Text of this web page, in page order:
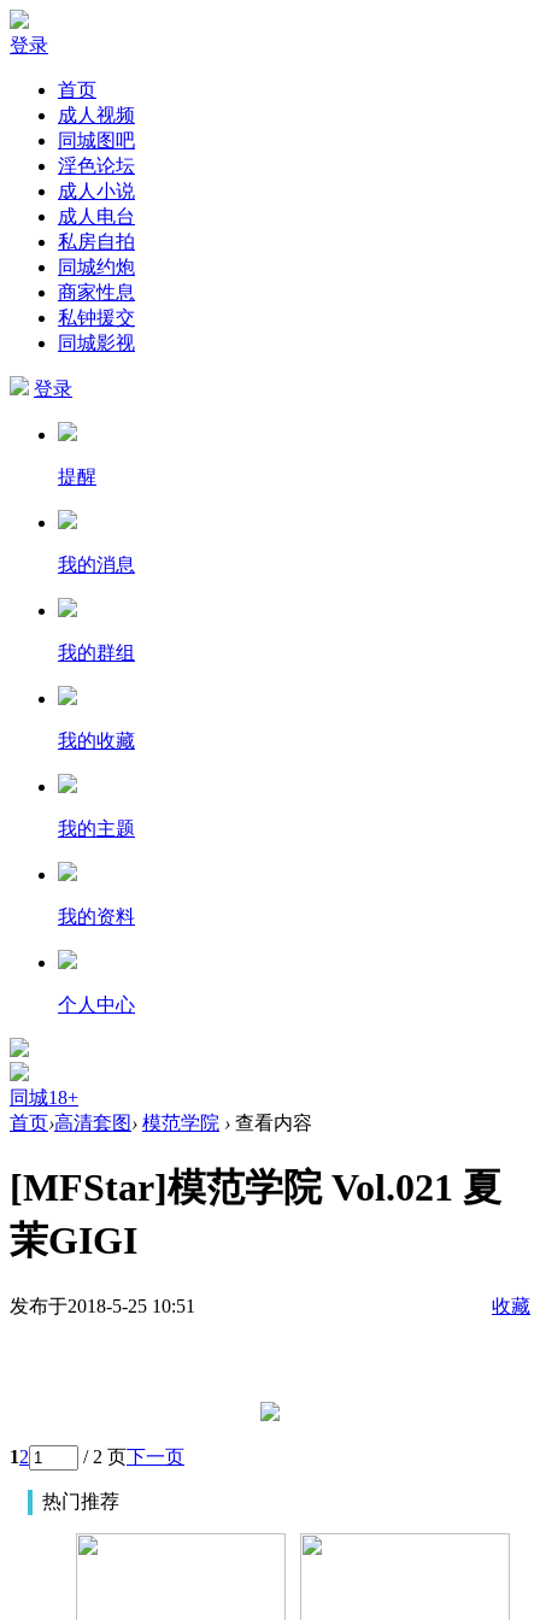
登录
首页
成人视频
同城图吧
淫色论坛
成人小说
成人电台
私房自拍
同城约炮
商家性息
私钟援交
同城影视
登录
提醒
我的消息
我的群组
我的收藏
我的主题
我的资料
个人中心
同城18+
首页›高清套图› 模范学院 › 查看内容
[MFStar]模范学院 Vol.021 夏
茉GIGI
发布于2018-5-25 10:51 收藏
12 / 2 页下一页
热门推荐